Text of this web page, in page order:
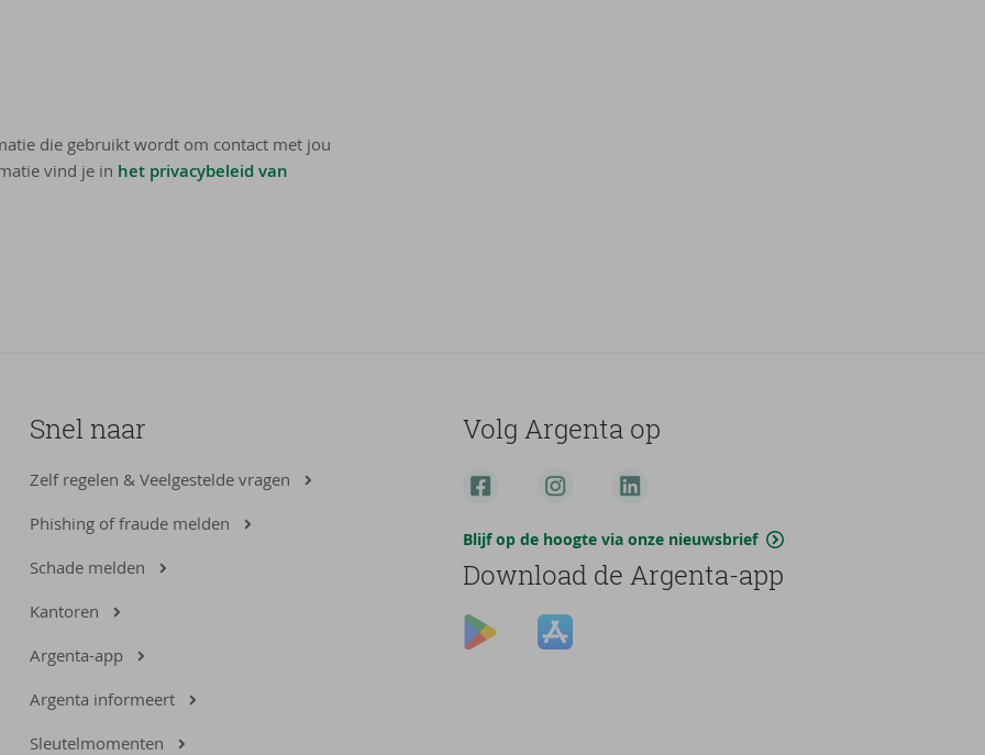
die gebruikt wordt om contact met jou
vind je in het privacybeleid van
Snel naar
Zelf regelen & Veelgestelde vragen
Phishing of fraude melden
Schade melden
Kantoren
Argenta-app
Argenta informeert
Sleutelmomenten
Volg Argenta op
Blijf op de hoogte via onze nieuwsbrief
Download de Argenta-app